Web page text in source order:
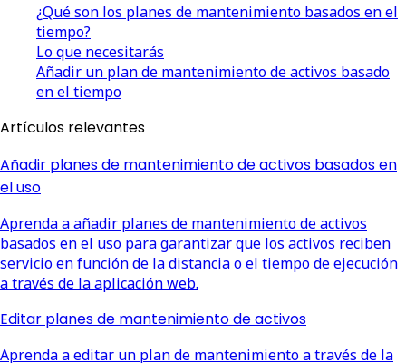
¿Qué son los planes de mantenimiento basados en el
tiempo?
Lo que necesitarás
Añadir un plan de mantenimiento de activos basado
en el tiempo
Artículos relevantes
Añadir planes de mantenimiento de activos basados en
el uso
Aprenda a añadir planes de mantenimiento de activos
basados en el uso para garantizar que los activos reciben
servicio en función de la distancia o el tiempo de ejecución
a través de la aplicación web.
Editar planes de mantenimiento de activos
Aprenda a editar un plan de mantenimiento a través de la